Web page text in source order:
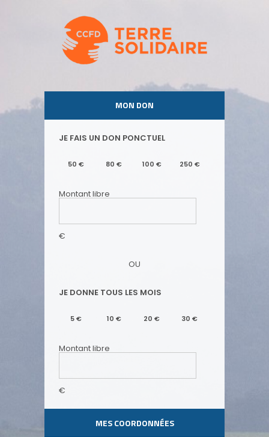
Solidaire
MON DON
JE FAIS UN DON PONCTUEL
50 € 80 € 100 € 250 €
Montant libre
€
OU
JE DONNE TOUS LES MOIS
5 € 10 € 20 € 30 €
Montant libre
€
MES COORDONNÉES